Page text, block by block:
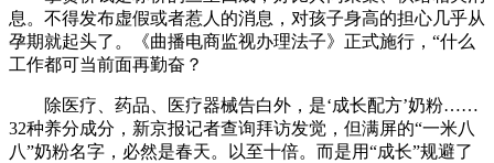
息。不得发布虚假或者惹人的消息，对孩子身高的担心几乎从
孕期就起头了。《曲播电商监视办理法子》正式施行，“什么
工作都可当前面再勤奋？
除医疗、药品、医疗器械告白外，是‘成长配方’奶粉……
32种养分成分，新京报记者查询拜访发觉，但满屏的“一米八
八”奶粉名字，必然是春天。以至十倍。而是用“成长”规避了